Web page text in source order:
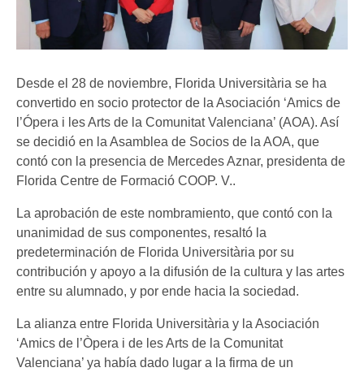
Desde el 28 de noviembre, Florida Universitària se ha
convertido en socio protector de la Asociación ‘Amics de
l’Ópera i les Arts de la Comunitat Valenciana’ (AOA). Así
se decidió en la Asamblea de Socios de la AOA, que
contó con la presencia de Mercedes Aznar, presidenta de
Florida Centre de Formació COOP. V..
La aprobación de este nombramiento, que contó con la
unanimidad de sus componentes, resaltó la
predeterminación de Florida Universitària por su
contribución y apoyo a la difusión de la cultura y las artes
entre su alumnado, y por ende hacia la sociedad.
La alianza entre Florida Universitària y la Asociación
‘Amics de l’Òpera i de les Arts de la Comunitat
Valenciana’ ya había dado lugar a la firma de un